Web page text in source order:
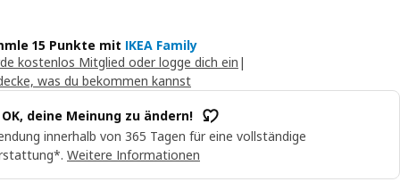
15 Punkte mit IKEA Family
kostenlos Mitglied oder logge dich ein |
was du bekommen kannst
deine Meinung zu ändern!
innerhalb von 365 Tagen für eine vollständige
Weitere Informationen